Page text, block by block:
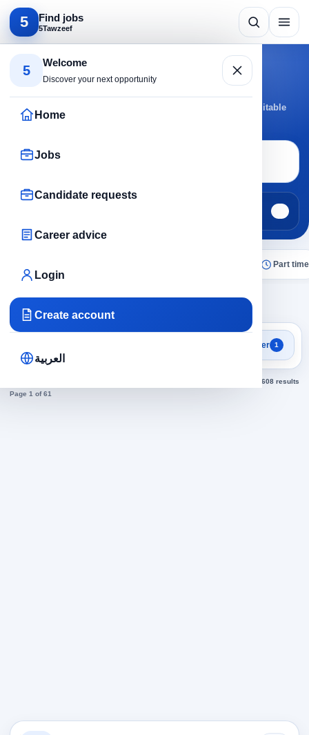
5 Find jobs
5Tawzeef
5
Welcome
Discover your next opportunity
Home
Jobs
Candidate requests
Career advice
Login
Create account
العربية
Search by specialty
Laborers jobs
Browse Laborers jobs by active cities and roles to reach suitable
opportunities faster.
Part time
Laborers× Clear all
Focused search results
Laborers jobs Filter 1
608 results
Page 1 of 61